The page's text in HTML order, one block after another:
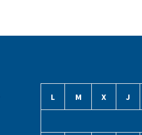
L M X J